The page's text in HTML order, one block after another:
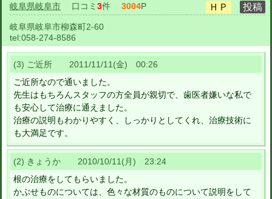
岐阜県岐阜市 口コミ 3件 3004P
岐阜県岐阜市柳森町2-60
tel:058-274-8586
(3) ご近所 2011/11/11(金) 00:26
ご近所なので通いました。
先生はもちろんスタッフの方全員が親切で、歯医者嫌いな私で
も安心して治療に通えました。
治療の説明もわかりやすく、しっかりとしてくれ、治療技術に
も大満足です。
(2) きょうか 2010/10/11(月) 23:24
根の治療をしてもらいました。
かぶせものについては、色々な材質のものについて説明をして